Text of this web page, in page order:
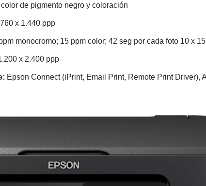
de pigmento negro y coloración
x 1.440 ppp
monocromo; 15 ppm color; 42 seg por cada foto 10 x
x 2.400 ppp
Epson Connect (iPrint, Email Print, Remote Print Driver),